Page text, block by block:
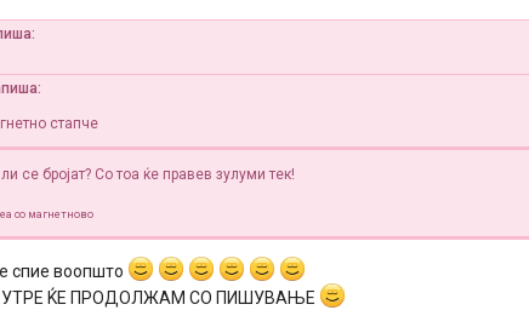
стапче
се бројат? Со тоа ќе правев зулуми тек!
со магнетново
спие воопшто
ЌЕ ПРОДОЛЖАМ СО ПИШУВАЊЕ